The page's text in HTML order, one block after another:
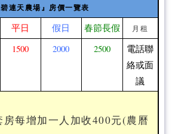
碧連天農場』房價一覽表
平日 假日 春節長假 月租
1500 2000 2500
電話聯
絡或面
議
每增加一人加收400元(農曆